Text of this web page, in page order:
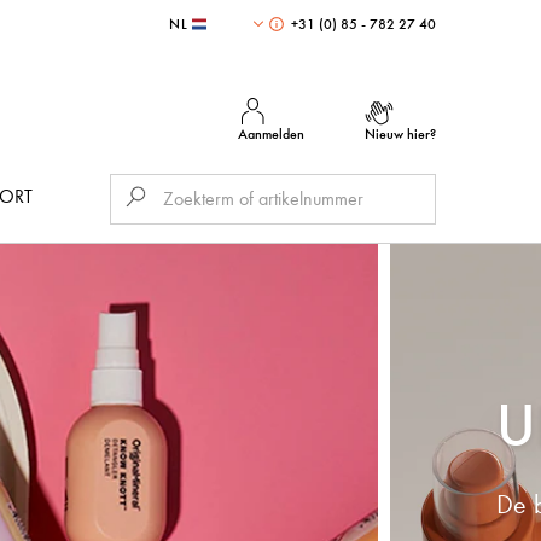
NL +31 (0) 85 - 782 27 40
Aanmelden Nieuw hier?
De